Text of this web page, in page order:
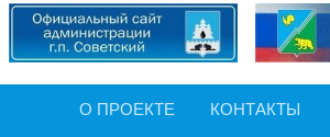
О ПРОЕКТЕ КОНТАКТЫ